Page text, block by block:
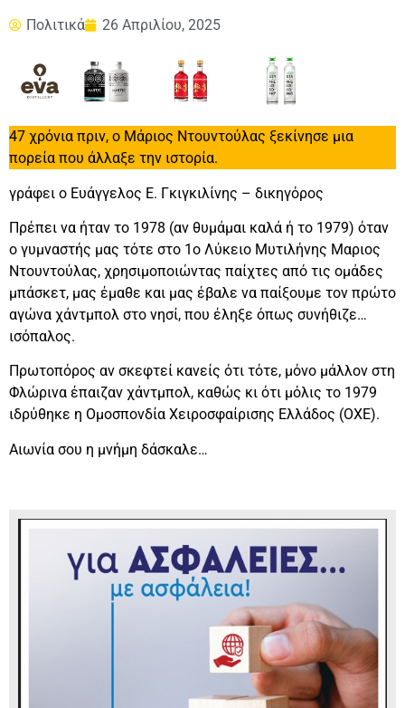
Πολιτικά 26 Απριλίου, 2025
47 χρόνια πριν, ο Μάριος Ντουντούλας ξεκίνησε μια
πορεία που άλλαξε την ιστορία.
γράφει ο Ευάγγελος Ε. Γκιγκιλίνης – δικηγόρος
Πρέπει να ήταν το 1978 (αν θυμάμαι καλά ή το 1979) όταν
ο γυμναστής μας τότε στο 1ο Λύκειο Μυτιλήνης Μαριος
Ντουντούλας, χρησιμοποιώντας παίχτες από τις ομάδες
μπάσκετ, μας έμαθε και μας έβαλε να παίξουμε τον πρώτο
αγώνα χάντμπολ στο νησί, που έληξε όπως συνήθιζε…
ισόπαλος.
Πρωτοπόρος αν σκεφτεί κανείς ότι τότε, μόνο μάλλον στη
Φλώρινα έπαιζαν χάντμπολ, καθώς κι ότι μόλις το 1979
ιδρύθηκε η Ομοσπονδία Χειροσφαίρισης Ελλάδος (ΟΧΕ).
Αιωνία σου η μνήμη δάσκαλε…